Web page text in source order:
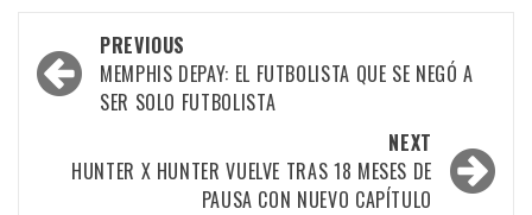
PREVIOUS
MEMPHIS DEPAY: EL FUTBOLISTA QUE SE NEGÓ A
SER SOLO FUTBOLISTA
NEXT
HUNTER X HUNTER VUELVE TRAS 18 MESES DE
PAUSA CON NUEVO CAPÍTULO